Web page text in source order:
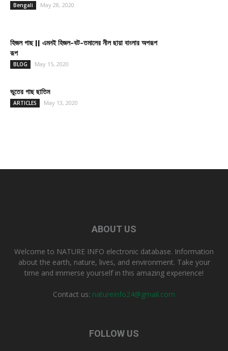
Bengali May 28, 2020
হিজল গাছ || এমনই হিজল-বট-তমালের নীল ছায়া বাংলার অপরূপ
রূপ
BLOG May 15, 2020
ভুতের গাছ ছাতিম
ARTICLES May 13, 2020
ABOUT US
Welcome to NATURE INFO electronic database. Information
about the earth, nature, lives, and environment. Take your
time and immerse yourself in this amazing experience!
Contact us: natureinfo24@gmail.com
FOLLOW US